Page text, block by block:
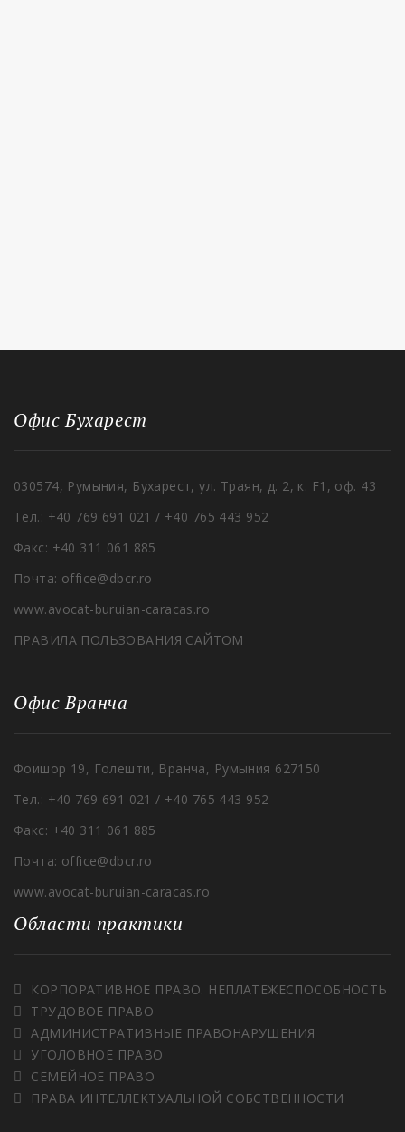
Офис Бухарест
030574, Румыния, Бухарест, ул. Траян, д. 2, к. F1, оф. 43
Тел.: +40 769 691 021 / +40 765 443 952
Факс: +40 311 061 885
Почта: office@dbcr.ro
www.avocat-buruian-caracas.ro
ПРАВИЛА ПОЛЬЗОВАНИЯ САЙТОМ
Офис Вранча
Фоишор 19, Голешти, Вранча, Румыния 627150
Тел.: +40 769 691 021 / +40 765 443 952
Факс: +40 311 061 885
Почта: office@dbcr.ro
www.avocat-buruian-caracas.ro
Области практики
КОРПОРАТИВНОЕ ПРАВО. НЕПЛАТЕЖЕСПОСОБНОСТЬ
ТРУДОВОЕ ПРАВО
АДМИНИСТРАТИВНЫЕ ПРАВОНАРУШЕНИЯ
УГОЛОВНОЕ ПРАВО
СЕМЕЙНОЕ ПРАВО
ПРАВА ИНТЕЛЛЕКТУАЛЬНОЙ СОБСТВЕННОСТИ